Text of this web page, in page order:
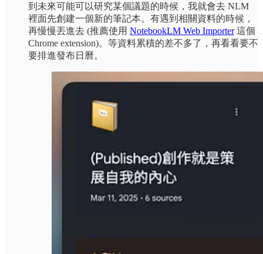
到未來可能可以研究某個議題的時候，我就會去 NLM
裡面先創建一個新的筆記本。有遇到相關資料的時候，
再慢慢丟進去 (推薦使用 NotebookLM Web Importer這個
Chrome extension)。等資料累積的差不多了，再看看要不
要排進發布日曆。